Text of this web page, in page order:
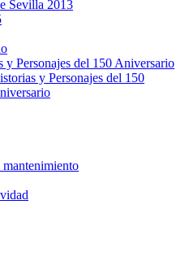
Sevilla 2013
y Personajes del 150 Aniversario
y Personajes del 150